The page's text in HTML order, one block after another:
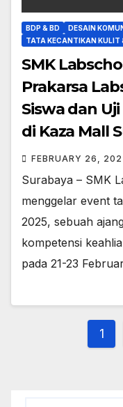
BDP & BD DESAIN
TATA KECANTIKAN KULIT
SMK
Prakarsa
Siswa dan
di Kaza Mall
FEBRUARY 26,
Surabaya – SMK
menggelar event
2025, sebuah
kompetensi
pada 21-23
1